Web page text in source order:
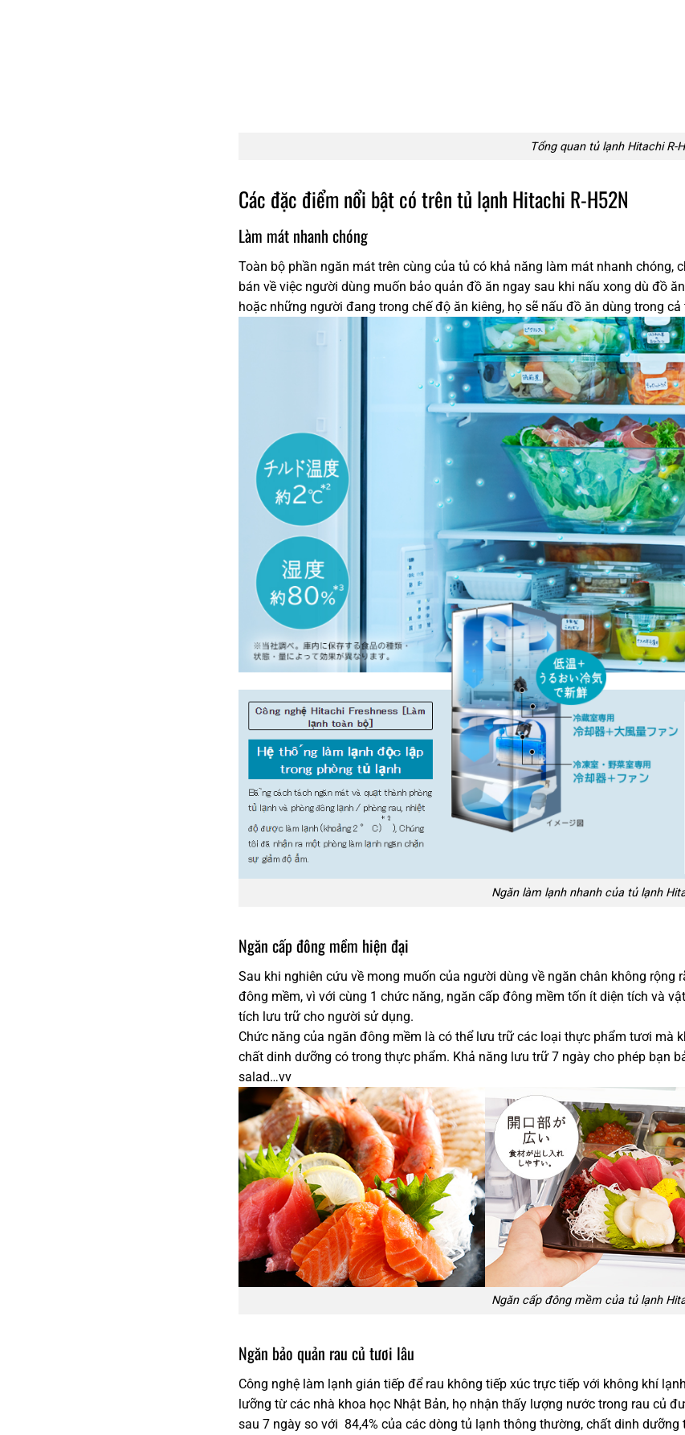
Tổng quan tủ lạnh Hitachi R-
Các đặc điểm nổi bật có trên tủ lạnh Hitachi R-H52N
Làm mát nhanh chóng
Toàn bộ phần ngăn mát trên cùng của tủ có khả năng làm mát nhanh
bán về việc người dùng muốn bảo quản đồ ăn ngay sau khi nấu xong dù đồ
hoặc những người đang trong chế độ ăn kiêng, họ sẽ nấu đồ ăn dùng trong cả
Ngăn làm lạnh nhanh của tủ lạnh
Ngăn cấp đông mềm hiện đại
Sau khi nghiên cứu về mong muốn của người dùng về ngăn chân không rộng
đông mềm, vì với cùng 1 chức năng, ngăn cấp đông mềm tốn ít diện tích và
tích lưu trữ cho người sử dụng.
Chức năng của ngăn đông mềm là có thể lưu trữ các loại thực phẩm tươi mà
chất dinh dưỡng có trong thực phẩm. Khả năng lưu trữ 7 ngày cho phép bạn
salad…vv
Ngăn cấp đông mềm của tủ lạnh
Ngăn bảo quản rau củ tươi lâu
Công nghệ làm lạnh gián tiếp để rau không tiếp xúc trực tiếp với không khí
lưỡng từ các nhà khoa học Nhật Bản, họ nhận thấy lượng nước trong rau củ
sau 7 ngày so với 84,4% của các dòng tủ lạnh thông thường, chất dinh